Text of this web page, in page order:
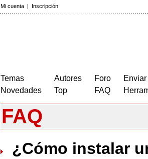
Mi cuenta | Inscripción
Temas
Novedades
Autores
Top
Foro
FAQ
FAQ
¿Cómo instalar